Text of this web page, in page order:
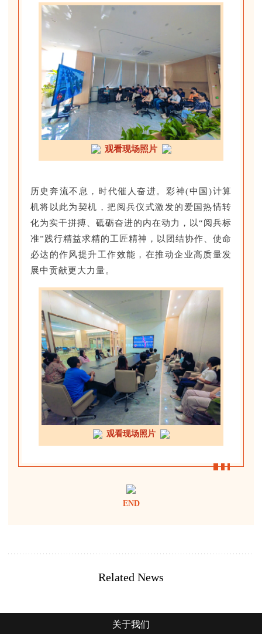
观看现场照片
历史奔流不息，时代催人奋进。彩神(中国)计算
机将以此为契机，把阅兵仪式激发的爱国热情转
化为实干拼搏、砥砺奋进的内在动力，以“阅兵标
准”践行精益求精的工匠精神，以团结协作、使命
必达的作风提升工作效能，在推动企业高质量发
展中贡献更大力量。
观看现场照片
END
Related News
关于我们